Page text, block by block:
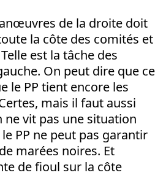
de la droite doit
la côte des comités et
est la tâche des
On peut dire que ce
le PP tient encore les
mais il faut aussi
ne vit pas une situation
PP ne peut pas garantir
marées noires. Et
de fioul sur la côte